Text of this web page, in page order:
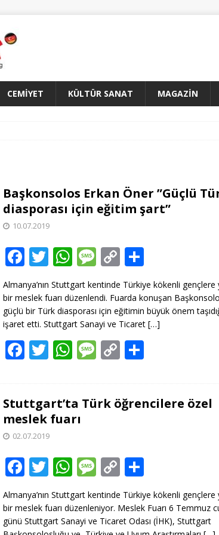
CEMİYET KÜLTÜR SANAT MAGAZİN
Başkonsolos Erkan Öner ”Güçlü
diasporası için eğitim şart”
10.07.2019
F
ac
e
b
o
o
T
w
itt
er
W
h
at
s
A
p
M
e
ss
a
g
e
C
o
p
y
Li
n
ei
le
n
Almanya’nın Stuttgart kentinde Türkiye kökenli gençlere
bir meslek fuarı düzenlendi. Fuarda konuşan
güçlü bir Türk diasporası için eğitimin büyük önem
işaret etti. Stuttgart Sanayi ve Ticaret […]
F
b
o
o
k
T
er
W
s
A
p
M
a
C
y
k
n
Stuttgart’ta Türk öğrencilere özel
meslek fuarı
02.07.2019
F
ac
e
b
T
w
itt
er
W
h
at
s
M
e
ss
a
C
o
p
y
ei
le
n
Almanya’nın Stuttgart kentinde Türkiye kökenli gençlere
bir meslek fuarı düzenleniyor. Meslek Fuarı 6 Temmuz
günü Stuttgart Sanayi ve Ticaret Odası (İHK), Stuttgart